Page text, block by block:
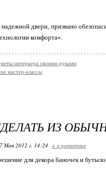
двери, призвано
комфорта».
интерьера своими руками
мастер-классы
ИЗ
Мая 2012 г. 14:24 + в цитатник
для декора баночек и